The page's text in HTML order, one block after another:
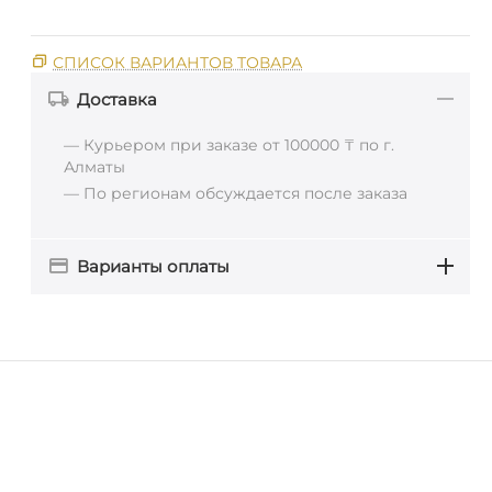
СПИСОК ВАРИАНТОВ ТОВАРА
Доставка
— Курьером при заказе от 100000 ₸ по г.
Алматы
— По регионам обсуждается после заказа
Варианты оплаты